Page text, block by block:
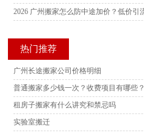
热门推荐
广州长途搬家公司价格明细
普通搬家多少钱一次？收费项目有哪些？
租房子搬家有什么讲究和禁忌吗
实验室搬迁